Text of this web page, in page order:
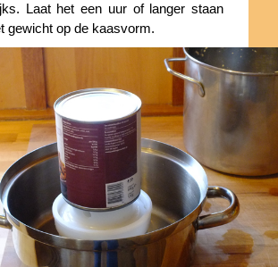
Laat het een uur of langer staan
gewicht op de kaasvorm.